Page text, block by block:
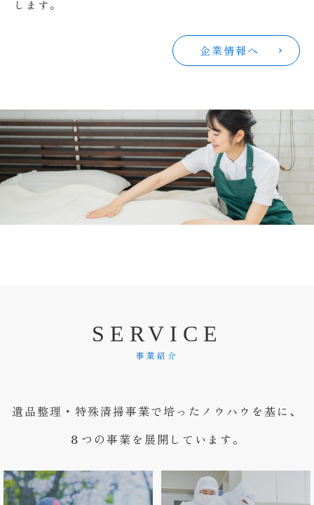
します。
企業情報へ
S E RV I C E
事業紹介
遺品整理・特殊清掃事業で培ったノウハウを基に、
８つの事業を展開しています。